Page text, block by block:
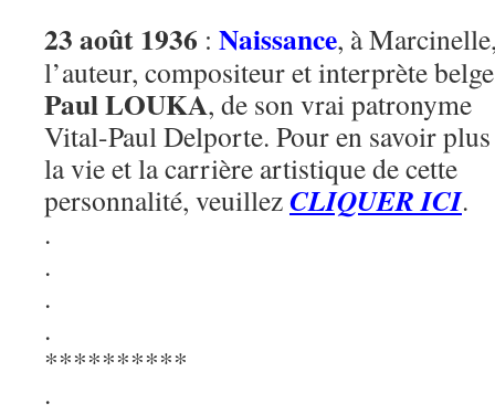
23 août 1936 : Naissance, à
l’auteur, compositeur et interprète belge
Paul LOUKA, de son vrai patronyme
Vital-Paul Delporte. Pour en savoir
la vie et la carrière artistique de cette
personnalité, veuillezCLIQUER ICI.
.
.
.
.
**********
.